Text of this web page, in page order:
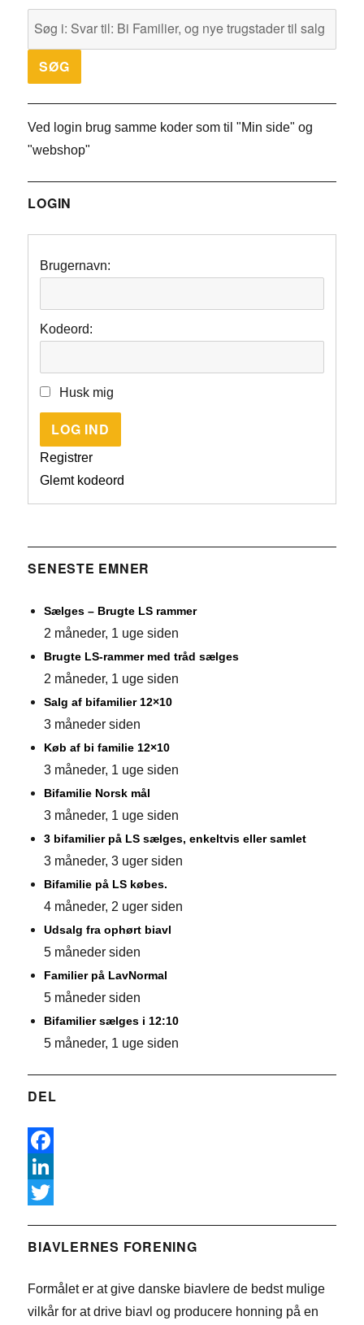
Ved login brug samme koder som til "Min side" og
"webshop"
LOGIN
Brugernavn:
Kodeord:
Husk mig
LOG IND
Registrer
Glemt kodeord
SENESTE EMNER
Sælges – Brugte LS rammer
2 måneder, 1 uge siden
Brugte LS-rammer med tråd sælges
2 måneder, 1 uge siden
Salg af bifamilier 12×10
3 måneder siden
Køb af bi familie 12×10
3 måneder, 1 uge siden
Bifamilie Norsk mål
3 måneder, 1 uge siden
3 bifamilier på LS sælges, enkeltvis eller samlet
3 måneder, 3 uger siden
Bifamilie på LS købes.
4 måneder, 2 uger siden
Udsalg fra ophørt biavl
5 måneder siden
Familier på LavNormal
5 måneder siden
Bifamilier sælges i 12:10
5 måneder, 1 uge siden
DEL
F
a
e
o
L
n
e
w
t
BIAVLERNES FORENING
Formålet er at give danske biavlere de bedst mulige
vilkår for at drive biavl og producere honning på en